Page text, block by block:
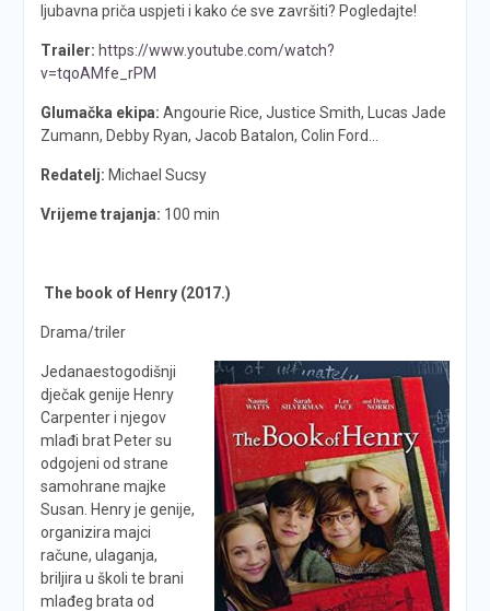
ljubavna priča uspjeti i kako će sve završiti? Pogledajte!
Trailer: https://www.youtube.com/watch?
v=tqoAMfe_rPM
Glumačka ekipa: Angourie Rice, Justice Smith, Lucas Jade
Zumann, Debby Ryan, Jacob Batalon, Colin Ford…
Redatelj: Michael Sucsy
Vrijeme trajanja: 100 min
The book of Henry (2017.)
Drama/triler
Jedanaestogodišnji
dječak genije Henry
Carpenter i njegov
mlađi brat Peter su
odgojeni od strane
samohrane majke
Susan. Henry je genije,
organizira majci
račune, ulaganja,
briljira u školi te brani
mlađeg brata od